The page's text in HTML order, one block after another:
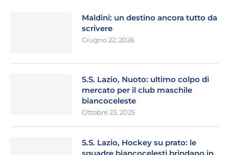
Maldini: un destino ancora tutto da
scrivere
Giugno 22, 2026
S.S. Lazio, Nuoto: ultimo colpo di
mercato per il club maschile
biancoceleste
Ottobre 23, 2025
S.S. Lazio, Hockey su prato: le